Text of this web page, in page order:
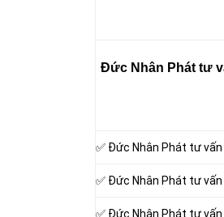
Đức Nhân Phát tư
✅ Đức Nhân Phát tư
✅ Đức Nhân Phát tư
✅ Đức Nhân Phát tư